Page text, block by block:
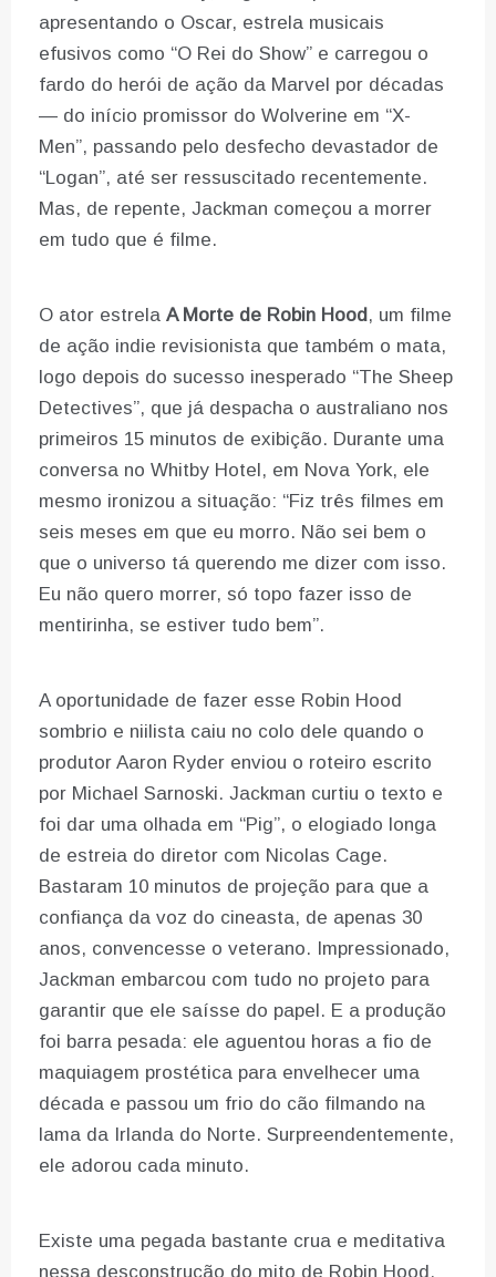
apresentando o Oscar, estrela musicais
efusivos como “O Rei do Show” e carregou o
fardo do herói de ação da Marvel por décadas
— do início promissor do Wolverine em “X-
Men”, passando pelo desfecho devastador de
“Logan”, até ser ressuscitado recentemente.
Mas, de repente, Jackman começou a morrer
em tudo que é filme.
O ator estrela A Morte de Robin Hood, um filme
de ação indie revisionista que também o mata,
logo depois do sucesso inesperado “The Sheep
Detectives”, que já despacha o australiano nos
primeiros 15 minutos de exibição. Durante uma
conversa no Whitby Hotel, em Nova York, ele
mesmo ironizou a situação: “Fiz três filmes em
seis meses em que eu morro. Não sei bem o
que o universo tá querendo me dizer com isso.
Eu não quero morrer, só topo fazer isso de
mentirinha, se estiver tudo bem”.
A oportunidade de fazer esse Robin Hood
sombrio e niilista caiu no colo dele quando o
produtor Aaron Ryder enviou o roteiro escrito
por Michael Sarnoski. Jackman curtiu o texto e
foi dar uma olhada em “Pig”, o elogiado longa
de estreia do diretor com Nicolas Cage.
Bastaram 10 minutos de projeção para que a
confiança da voz do cineasta, de apenas 30
anos, convencesse o veterano. Impressionado,
Jackman embarcou com tudo no projeto para
garantir que ele saísse do papel. E a produção
foi barra pesada: ele aguentou horas a fio de
maquiagem prostética para envelhecer uma
década e passou um frio do cão filmando na
lama da Irlanda do Norte. Surpreendentemente,
ele adorou cada minuto.
Existe uma pegada bastante crua e meditativa
nessa desconstrução do mito de Robin Hood,